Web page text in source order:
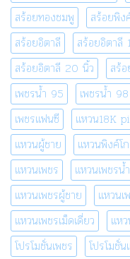
สร้อยทองชมพู
สร้อยพิง
สร้อยอิตาลี
สร้อยอิตาลี
สร้อยอิตาลี 20 นิ้ว
สร้
เพชรน้ำ 95
เพชรน้ำ 98
เพชรแฟนซี
แหวน18K
แหวนผู้ชาย
แหวนพิงค์โ
แหวนเพชร
แหวนเพชรน้
แหวนเพชรผู้ชาย
แหวนเ
แหวนเพชรเม็ดเดี่ยว
แห
โปรโมชั่นเพชร
โปรโมชั่